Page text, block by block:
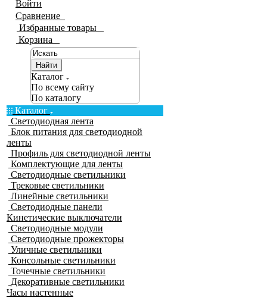
Войти
Сравнение
Избранные товары
Корзина
Найти
Каталог
По всему сайту
По каталогу
Каталог
Светодиодная лента
Блок питания для светодиодной
ленты
Профиль для светодиодной ленты
Комплектующие для ленты
Светодиодные светильники
Трековые светильники
Линейные светильники
Светодиодные панели
Кинетические выключатели
Светодиодные модули
Светодиодные прожекторы
Уличные светильники
Консольные светильники
Точечные светильники
Декоративные светильники
Часы настенные